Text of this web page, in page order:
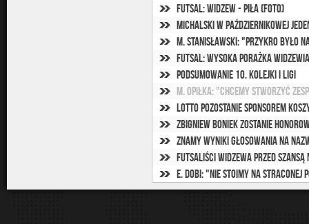
Futsal: Widzew - Piła (foto)
Michalski w październikowej
M. Stanisławski: "Przykro było
Futsal: Wysoka porażka
Podsumowanie 10. kolejki I ligi
M. Opiłka: "Chcemy stworzyć
Lotto pozostanie sponsorem
Zbigniew Boniek zostanie
Znamy wyniki głosowania na
Futsaliści Widzewa przed
E. Dobi: "Nie stoimy na straconej